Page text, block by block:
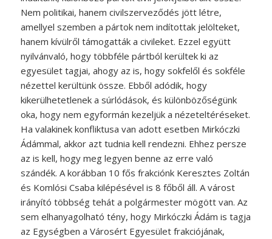
Nem politikai, hanem civilszerveződés jött létre,
amellyel szemben a pártok nem indítottak jelölteket,
hanem kívülről támogatták a civileket. Ezzel együtt
nyilvánvaló, hogy többféle pártból kerültek ki az
egyesület tagjai, ahogy az is, hogy sokfelől és sokféle
nézettel kerültünk össze. Ebből adódik, hogy
kikerülhetetlenek a súrlódások, és különbözőségünk
oka, hogy nem egyformán kezeljük a nézeteltéréseket.
Ha valakinek konfliktusa van adott esetben Mirkóczki
Ádámmal, akkor azt tudnia kell rendezni. Ehhez persze
az is kell, hogy meg legyen benne az erre való
szándék. A korábban 10 fős frakciónk Keresztes Zoltán
és Komlósi Csaba kilépésével is 8 főből áll. A várost
irányító többség tehát a polgármester mögött van. Az
sem elhanyagolható tény, hogy Mirkóczki Ádám is tagja
az Egységben a Városért Egyesület frakciójának,